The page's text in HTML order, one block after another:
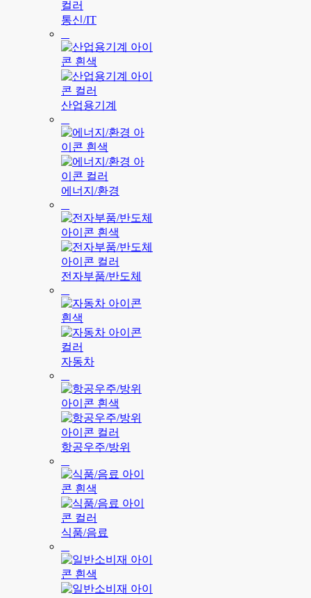
통신/IT
산업용기계
에너지/환경
전자부품/반도체
자동차
항공우주/방위
식품/음료